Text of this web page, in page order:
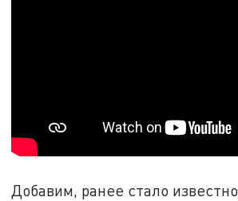
Добавим, ранее стало известно